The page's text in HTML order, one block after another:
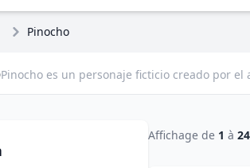
Pinocho
Pinocho es un personaje ficticio creado por
Affichage de 1 à 24